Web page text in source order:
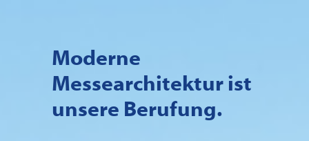
Moderne
Messearchitekturist
unsere Berufung.